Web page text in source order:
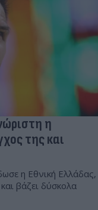
η
της και
η Εθνική Ελλάδας,
βάζει δύσκολα